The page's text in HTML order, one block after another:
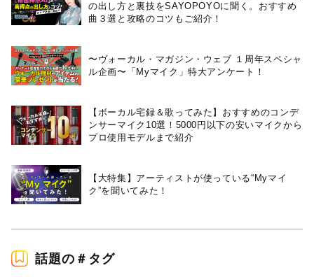
の出し方と裏技をSAYOPOYOに聞く。おすすめ
曲３選と攻略のコツもご紹介！
〜ヴォーカル・マガジン・ウェブ １周年スペシャ
ル企画〜「Myマイク」特大アンケート！
【ボーカル宅録＆歌ってみた】おすすめのコンデ
ンサーマイク10選！5000円以下の安いマイクから
プロ使用モデルまで紹介
【大特集】アーティストが使っている“Myマイ
ク”を聞いてみた！
話題の＃タグ